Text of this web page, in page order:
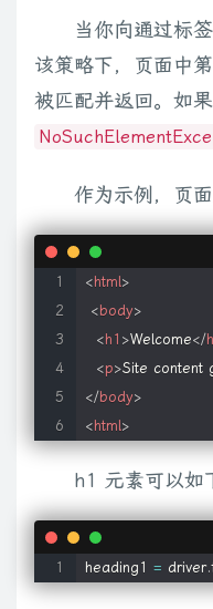
当你向通过标
该策略下，页面中
被匹配并返回。如
作为示例，页
<html>
<body>
<h1 >Welcome</
<p>Site content
</body>
<html>
h1 元素可以如
heading1 = driver.